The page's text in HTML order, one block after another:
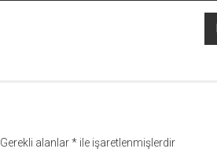
Gerekli alanlar*ile işaretlenmişlerdir